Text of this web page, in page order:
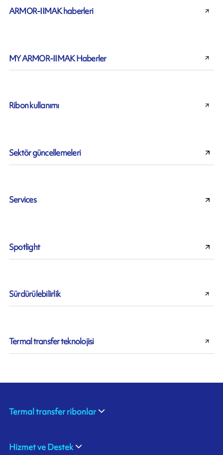
ARMOR-IIMAK haberleri
MY ARMOR-IIMAK Haberler
Ribon kullanımı
Sektör güncellemeleri
Services
Spotlight
Sürdürülebilirlik
Termal transfer teknolojisi
Termal transfer ribonlar
Hizmet ve Destek